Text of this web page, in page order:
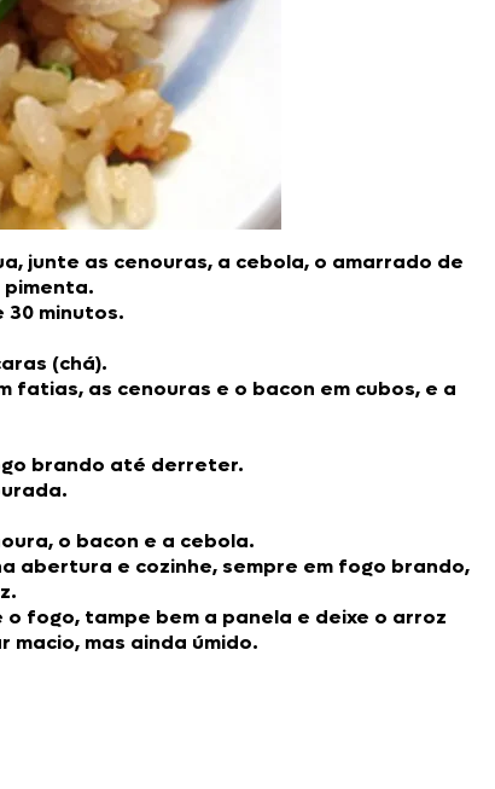
junte as cenouras, a cebola, o amarrado de
pimenta.
minutos.
(chá).
fatias, as cenouras e o bacon em cubos, e a
brando até derreter.
o bacon e a cebola.
abertura e cozinhe, sempre em fogo brando,
fogo, tampe bem a panela e deixe o arroz
mas ainda úmido.